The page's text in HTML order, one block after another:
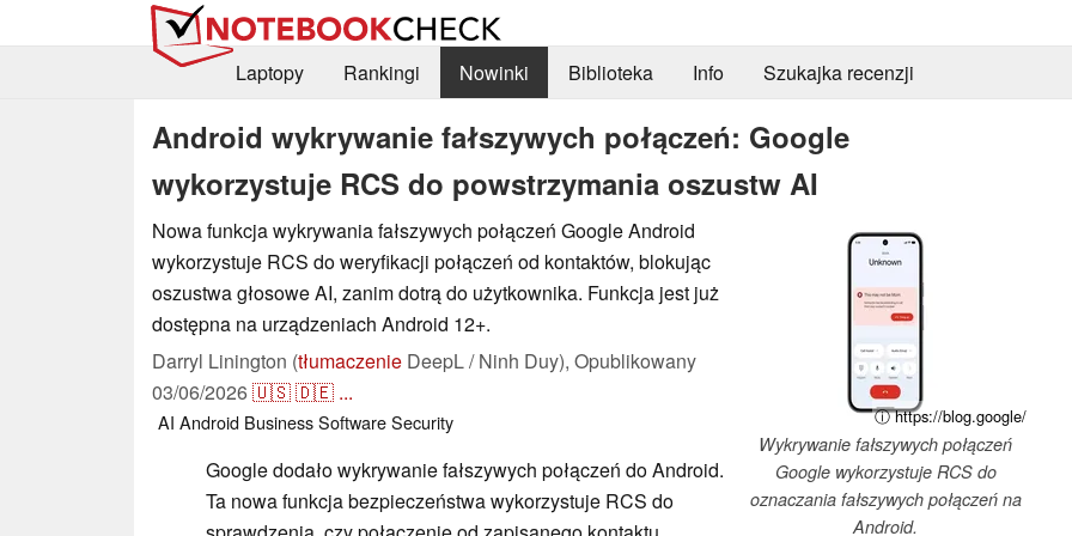
Laptopy Rankingi Nowinki Biblioteka Info Szukajka recenzji
Android wykrywanie fałszywych połączeń: Google
wykorzystuje RCS do powstrzymania oszustw AI
ⓘ https://blog.google/
Wykrywanie fałszywych połączeń
Google wykorzystuje RCS do
oznaczania fałszywych połączeń na
Android.
Nowa funkcja wykrywania fałszywych połączeń Google Android
wykorzystuje RCS do weryfikacji połączeń od kontaktów, blokując
oszustwa głosowe AI, zanim dotrą do użytkownika. Funkcja jest już
dostępna na urządzeniach Android 12+.
Darryl Linington (tłumaczenie DeepL / Ninh Duy), Opublikowany
03/06/2026🇺🇸🇩🇪 ...
AI Android BusinessSoftwareSecurity
Google dodało wykrywanie fałszywych połączeń do Android.
Ta nowa funkcja bezpieczeństwa wykorzystuje RCS do